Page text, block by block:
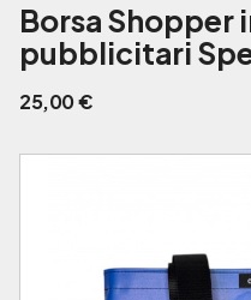
Borsa Shopper
pubblicitari
25,00€